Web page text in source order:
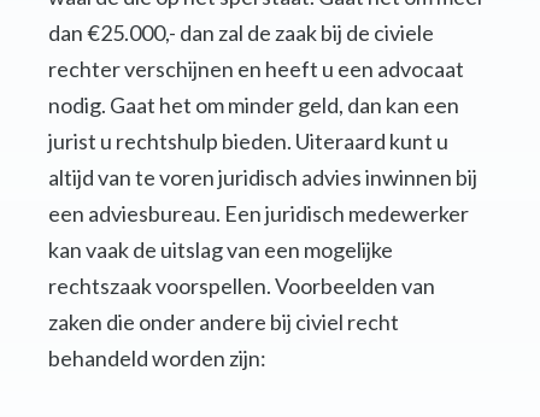
dan €25.000,- dan zal de zaak bij de civiele
rechter verschijnen en heeft u een advocaat
nodig. Gaat het om minder geld, dan kan een
jurist u rechtshulp bieden. Uiteraard kunt u
altijd van te voren juridisch advies inwinnen bij
een adviesbureau. Een juridisch medewerker
kan vaak de uitslag van een mogelijke
rechtszaak voorspellen. Voorbeelden van
zaken die onder andere bij civiel recht
behandeld worden zijn: